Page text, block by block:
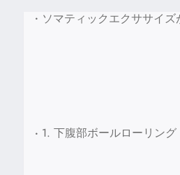
• ソマティックエクササイ
• 1. 下腹部ボールローリング